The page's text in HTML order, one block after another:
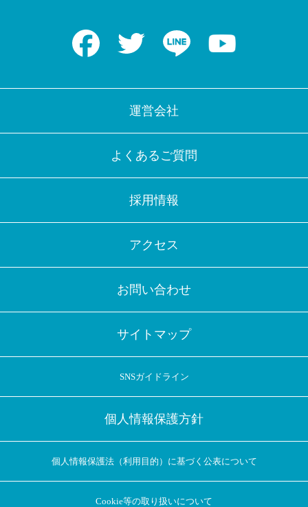
Facebook Twitter LINE
運営会社
よくあるご質問
採用情報
アクセス
お問い合わせ
サイトマップ
SNSガイドライン
個人情報保護方針
個人情報保護法（利用目的）に基づく公表について
Cookie等の取り扱いについて